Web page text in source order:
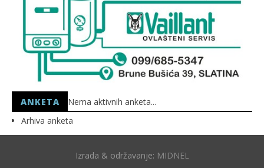
ANKETA
Nema aktivnih anketa...
Arhiva anketa
Izrada & održavanje: MIDNEL